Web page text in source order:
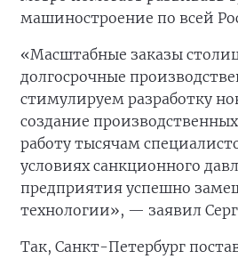
машиностроение по всей
«Масштабные заказы
долгосрочные
стимулируем разработку
создание
работу тысячам
условиях санкционного
предприятия успешно
технологии», — заявил
Так, Санкт-Петербург